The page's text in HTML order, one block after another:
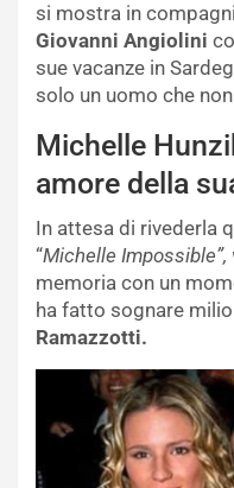
si mostra in
Giovanni Angiolini
sue vacanze in
solo un uomo che
Michelle
amore della
In attesa di rivederla
“Michelle Impossible”,
memoria con un
ha fatto sognare
Ramazzotti.